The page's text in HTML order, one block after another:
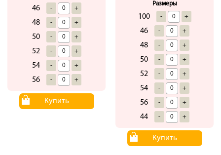
46 - +
48 - +
50 - +
52 - +
54 - +
56 - +
Купить
Размеры
100 - +
46 - +
48 - +
50 - +
52 - +
54 - +
56 - +
44 - +
Купить